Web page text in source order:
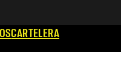
CARTELERA